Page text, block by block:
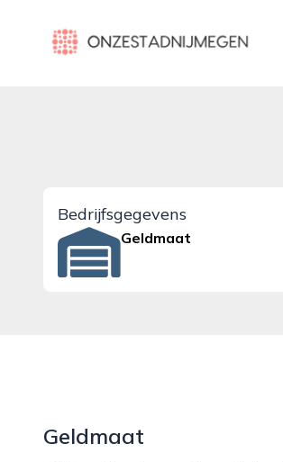
onzestadnijmegen.nl
Bedrijfsgegevens
Geldmaat
Geldmaat